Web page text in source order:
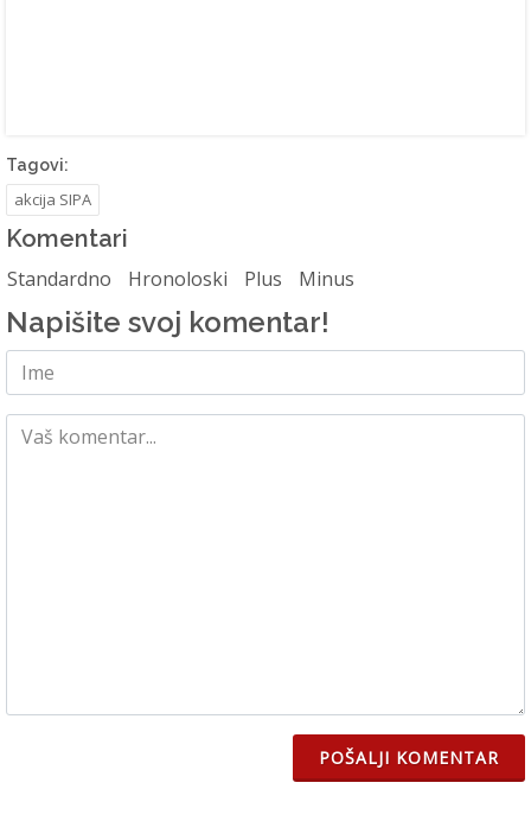
Tagovi:
akcija SIPA
Komentari
Standardno Hronoloski Plus Minus
Napišite svoj komentar!
POŠALJI KOMENTAR